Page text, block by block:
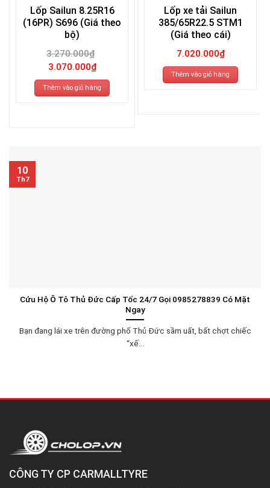
Lốp Sailun 8.25R16
(16PR) S696 (Giá theo
bộ)
3.270.000₫
Giá
gốc
là:
3.270.000₫.
3.070.000₫Giá
hiện
tại
là:
3.070.000₫.
Thêm vào giỏ hàng
Lốp xe tải Sailun
385/65R22.5 STM1
(Giá theo cái)
7.020.000₫
Thêm vào giỏ hàng
Cứu Hộ Ô Tô Thủ Đức Cấp Tốc 24/7 Gọi 0985278839 Có Mặt
Ngay
Bạn đang lái xe trên đường phố Thủ Đức sầm uất, bất chợt chiếc
“xế...
10
Th7
CÔNG TY CP CARMALLTYRE